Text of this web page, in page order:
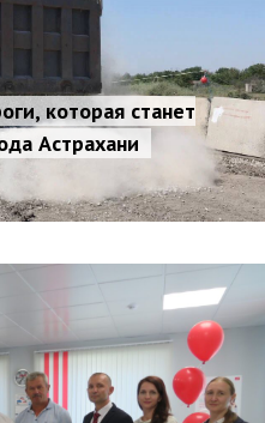
которая станет
Астрахани